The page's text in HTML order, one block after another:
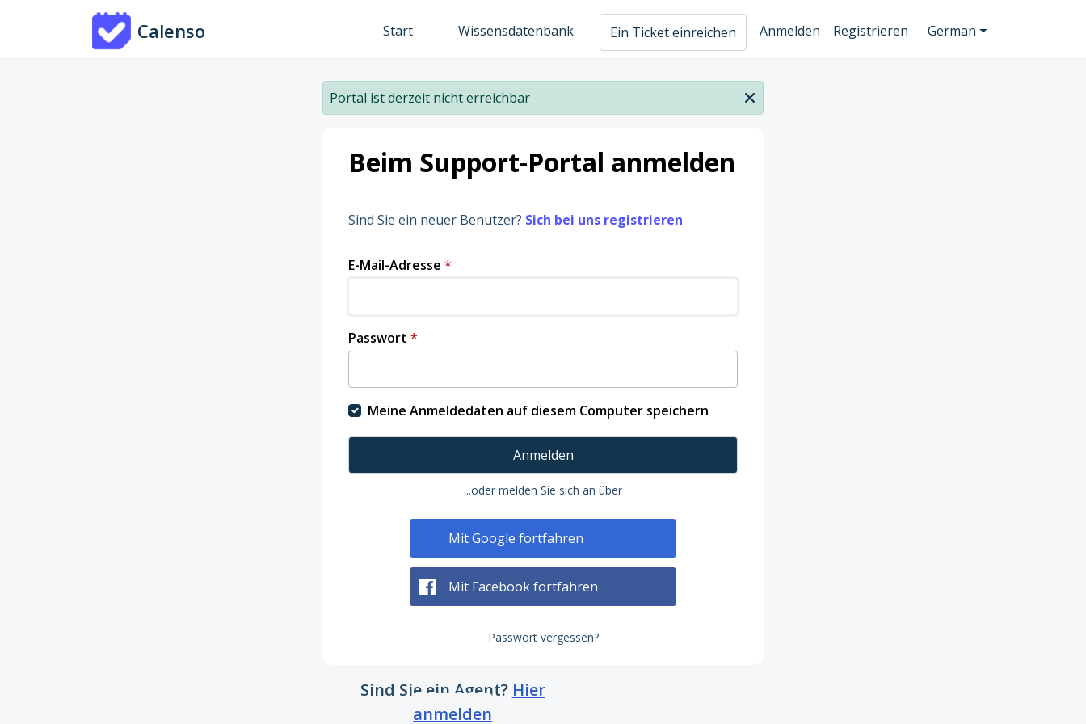
Calenso Start Wissensdatenbank Ein Ticket einreichen Anmelden Registrieren German
Portal ist derzeit nicht erreichbar
Beim Support-Portal anmelden
Sind Sie ein neuer Benutzer? Sich bei uns registrieren
E-Mail-Adresse *
Passwort *
Meine Anmeldedaten auf diesem Computer speichern
Anmelden
...oder melden Sie sich an über
Mit Google fortfahren
Mit Facebook fortfahren
Passwort vergessen?
Sind Sie ein Agent? Hier
anmelden